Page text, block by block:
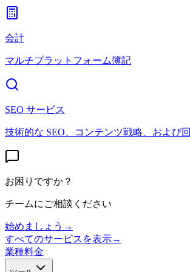
会計
マルチプラットフォーム簿記
SEO サービス
技術的な SEO、コンテンツ戦略、および
お困りですか？
チームにご相談ください
始めましょう →
すべてのサービスを表示→
業種料金